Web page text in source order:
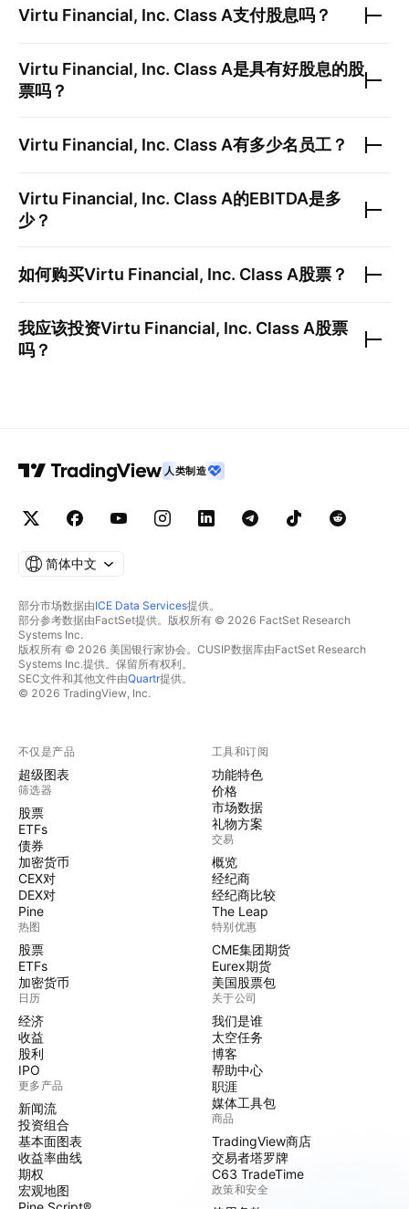
Virtu Financial, Inc. Class A支付股息吗？
Virtu Financial, Inc. Class A是具有好股息的股
票吗？
Virtu Financial, Inc. Class A有多少名员工？
Virtu Financial, Inc. Class A的EBITDA是多
少？
如何购买Virtu Financial, Inc. Class A股票？
我应该投资Virtu Financial, Inc. Class A股票
吗？
人类制造
简体中文
部分市场数据由ICE Data Services提供。
部分参考数据由FactSet提供。版权所有 © 2026 FactSet Research
Systems Inc.
版权所有 © 2026 美国银行家协会。CUSIP数据库由FactSet Research
Systems Inc.提供。保留所有权利。
SEC文件和其他文件由Quartr提供。
© 2026 TradingView, Inc.
不仅是产品
超级图表
筛选器
股票
ETFs
债券
加密货币
CEX对
DEX对
Pine
热图
股票
ETFs
加密货币
日历
经济
收益
股利
IPO
更多产品
新闻流
投资组合
基本面图表
收益率曲线
期权
宏观地图
工具和订阅
功能特色
价格
市场数据
礼物方案
交易
概览
经纪商
经纪商比较
The Leap
特别优惠
CME集团期货
Eurex期货
美国股票包
关于公司
我们是谁
太空任务
博客
帮助中心
职涯
媒体工具包
商品
TradingView商店
交易者塔罗牌
C63 TradeTime
政策和安全